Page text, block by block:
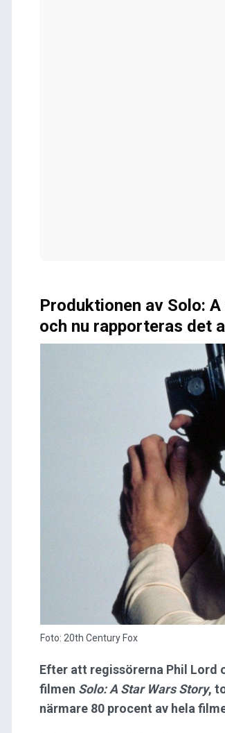
Produktionen av Solo:
och nu rapporteras det
Foto: 20th Century Fox
Efter att regissörerna Phil Lord
filmen Solo: A Star Wars Story,
närmare 80 procent av hela